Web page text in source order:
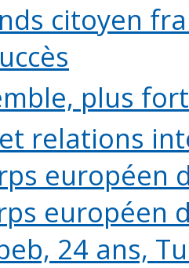
citoyen
plus
relations
européen
européen
24 ans,